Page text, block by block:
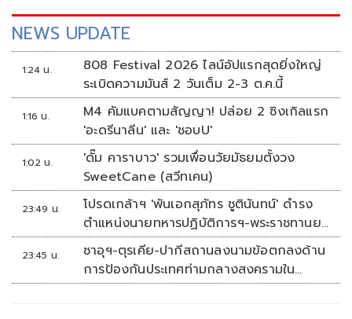
NEWS UPDATE
1:24 น.
808 Festival 2026 ไลน์อัปแรกสุดยิ่งใหญ่
ระเบิดความมันส์ 2 วันเต็ม 2-3 ต.ค.นี้
1:16 น.
M4 คัมแบคตามสัญญา! ปล่อย 2 ซิงเกิลแรก
'อะดรีนาลีน' และ 'ชอบU'
1:02 น.
'ดั๊ม คาราบาว' รวมเพื่อนวัยมัธยมตั้งวง
SweetCane (สวีทเคน)
23:49 น.
โปรดเกล้าฯ 'พันเอกสุภัทร ชูตินันทน์' ดำรง
ตำแหน่งนายทหารปฏิบัติการฯ-พระราชทานยศ
'พลตรี'
23:45 น.
ซาอุฯ-ตุรเคีย-ปากีสถานลงนามข้อตกลงด้าน
การป้องกันประเทศท่ามกลางสงครามใน
ภูมิภาค